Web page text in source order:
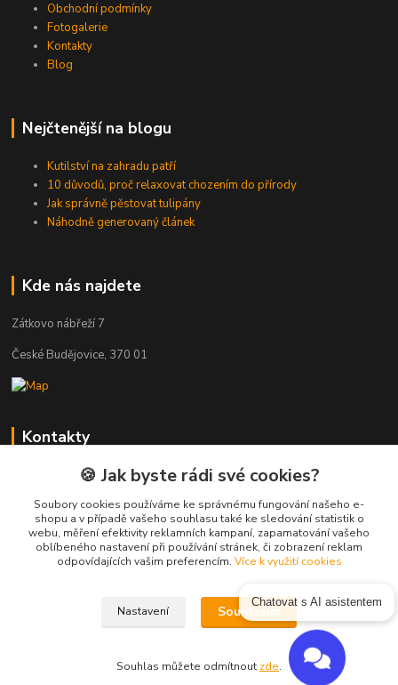
Obchodní podmínky
Fotogalerie
Kontakty
Blog
Nejčtenější na blogu
Kutilství na zahradu patří
10 důvodů, proč relaxovat chozením do přírody
Jak správně pěstovat tulipány
Náhodně generovaný článek
Kde nás najdete
Zátkovo nábřeží 7
České Budějovice, 370 01
Kontakty
Zákaznická podpora Eshop-rychle
+420 333 222 111
(Po-Pá, 8-16 hod.)
info@vas-eshop.cz
🍪 Jak byste rádi své cookies?
Soubory cookies používáme ke správnému fungování našeho e-
shopu a v případě vašeho souhlasu také ke sledování statistik o
webu, měření efektivity reklamních kampaní, zapamatování vašeho
oblíbeného nastavení při používání stránek, či zobrazení reklam
odpovídajících vašim preferencím. Více k využití cookies
Nastavení Souhlasím
Souhlas můžete odmítnout zde.
Chatovat s AI asistentem